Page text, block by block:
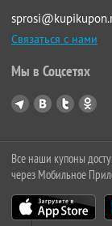
Связаться с нами
Мы в Соцсетях
Все наши купоны
через Мобильное